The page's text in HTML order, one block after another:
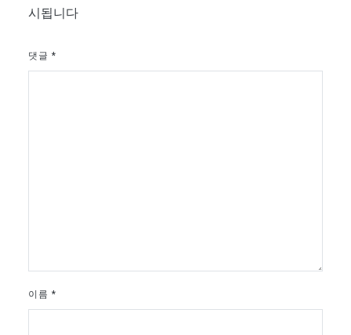
시됩니다
댓글 *
이름 *